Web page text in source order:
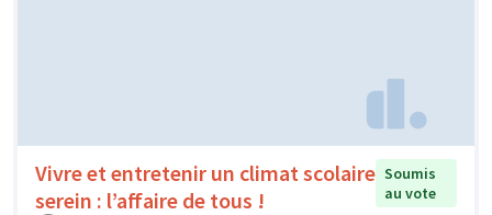
Vivre et entretenir un climat scolaire
serein : l’affaire de tous !
Soumis
au vote